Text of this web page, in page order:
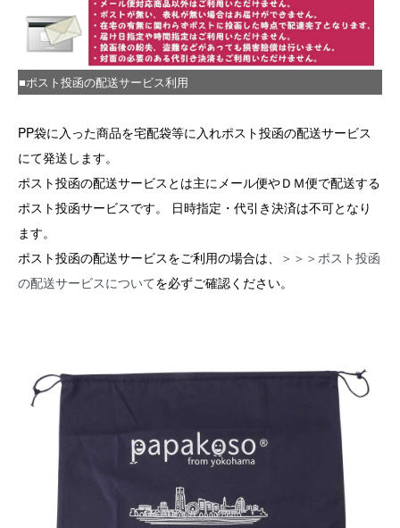
■ポスト投函の配送サービス利用
PP袋に入った商品を宅配袋等に入れポスト投函の配送サービス
にて発送します。
ポスト投函の配送サービスとは主にメール便やＤＭ便で配送する
ポスト投函サービスです。 日時指定・代引き決済は不可となり
ます。
ポスト投函の配送サービスをご利用の場合は、
＞＞＞ポスト投函
の配送サービスについてを必ずご確認ください。